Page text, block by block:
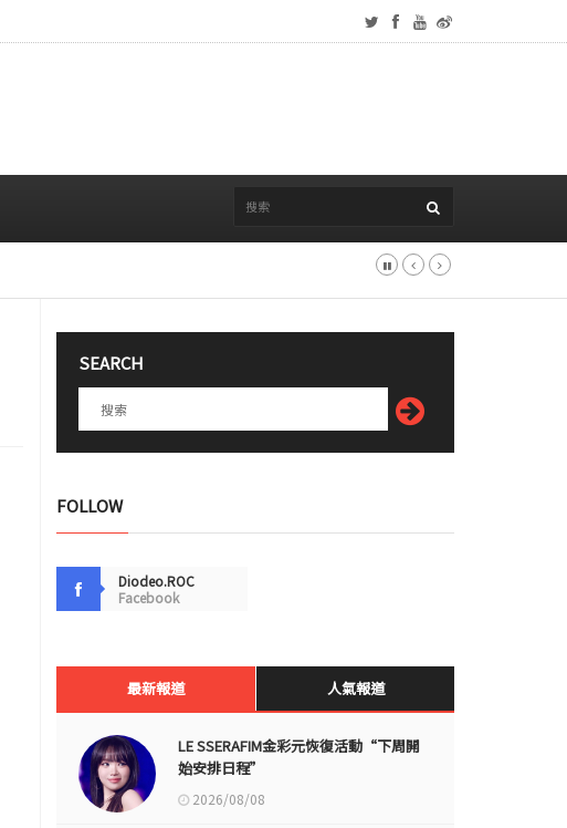
SEARCH
FOLLOW
Diodeo.ROC
Facebook
最新報道 人氣報道
LE SSERAFIM金彩元恢復活動“下周開
始安排日程”
2026/08/08